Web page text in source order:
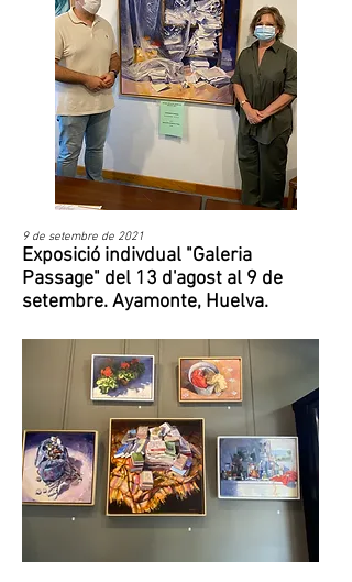
9 de setembre de 2021​
Exposició indivdual "Galeria
Passage" del 13 d'agost al 9 de
setembre. Ayamonte, Huelva.